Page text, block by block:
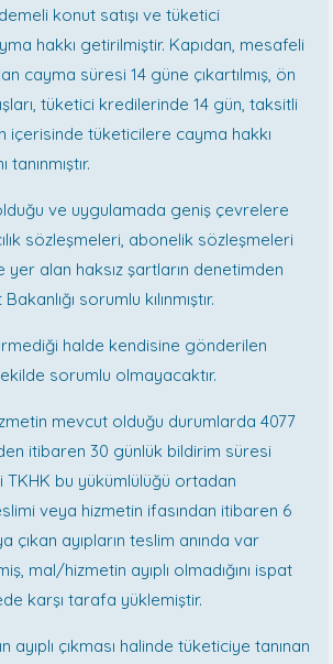
konut satışı ve tüketici
hakkı getirilmiştir. Kapıdan, mesafeli
cayma süresi 14 güne çıkartılmış, ön
tüketici kredilerinde 14 gün, taksitli
içerisinde tüketicilere cayma hakkı
ve uygulamada geniş çevrelere
sözleşmeleri, abonelik sözleşmeleri
alan haksız şartların denetimden
sorumlu kılınmıştır.
halde kendisine gönderilen
sorumlu olmayacaktır.
mevcut olduğu durumlarda 4077
itibaren 30 günlük bildirim süresi
TKHK bu yükümlülüğü ortadan
veya hizmetin ifasından itibaren 6
çıkan ayıpların teslim anında var
mal/hizmetin ayıplı olmadığını ispat
karşı tarafa yüklemiştir.
ayıplı çıkması halinde tüketiciye tanınan